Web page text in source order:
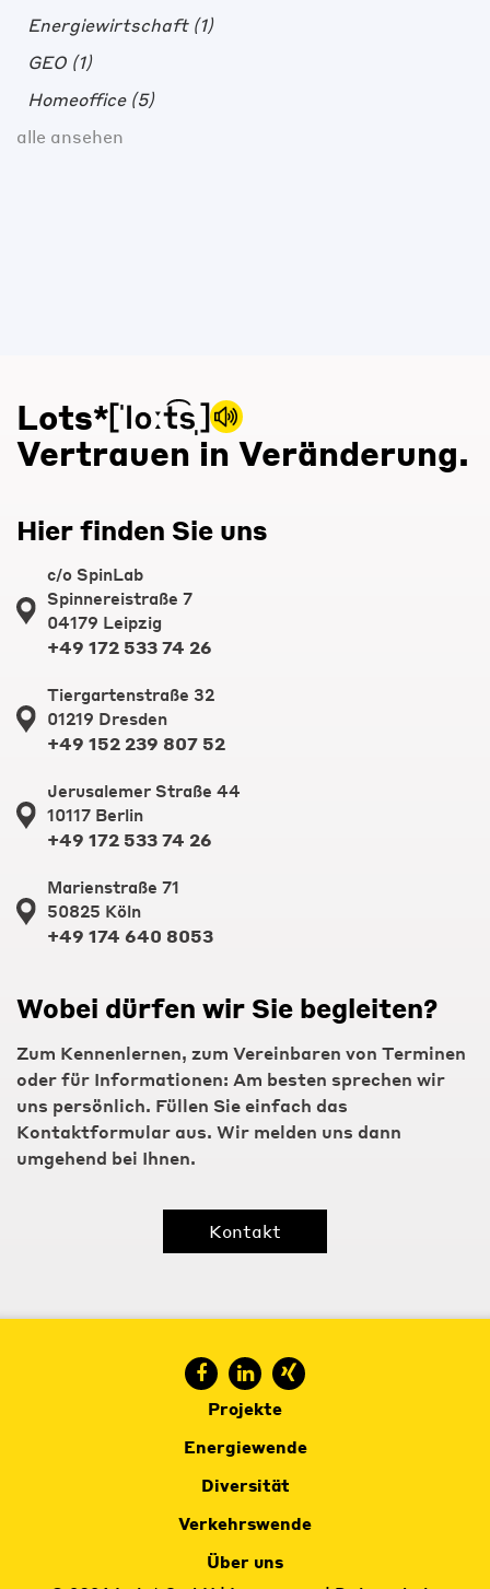
Energiewirtschaft (1)
GEO (1)
Homeoffice (5)
alle ansehen
Lots*
Vertrauen in Veränderung.
Hier finden Sie uns
c/o SpinLab
Spinnereistraße 7
04179 Leipzig
+49 172 533 74 26
Tiergartenstraße 32
01219 Dresden
+49 152 239 807 52
Jerusalemer Straße 44
10117 Berlin
+49 172 533 74 26
Marienstraße 71
50825 Köln
+49 174 640 8053
Wobei dürfen wir Sie begleiten?
Zum Kennenlernen, zum Vereinbaren von Terminen
oder für Informationen: Am besten sprechen wir
uns persönlich. Füllen Sie einfach das
Kontaktformular aus. Wir melden uns dann
umgehend bei Ihnen.
Kontakt
Projekte
Energiewende
Diversität
Verkehrswende
Über uns